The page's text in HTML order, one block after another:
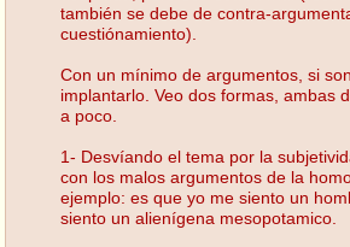
también se debe de contra-
cuestiónamiento).
Con un mínimo de argumentos, si
implantarlo. Veo dos formas, ambas
a poco.
1- Desvíando el tema por la
con los malos argumentos de la
ejemplo: es que yo me siento un
siento un alienígena mesopotamico.